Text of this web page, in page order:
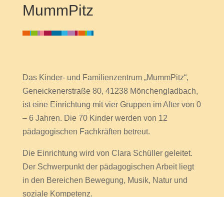
MummPitz
Das Kinder- und Familienzentrum „MummPitz“,
Geneickenerstraße 80, 41238 Mönchengladbach,
ist eine Einrichtung mit vier Gruppen im Alter von 0
– 6 Jahren. Die 70 Kinder werden von 12
pädagogischen Fachkräften betreut.
Die Einrichtung wird von Clara Schüller geleitet.
Der Schwerpunkt der pädagogischen Arbeit liegt
in den Bereichen Bewegung, Musik, Natur und
soziale Kompetenz.